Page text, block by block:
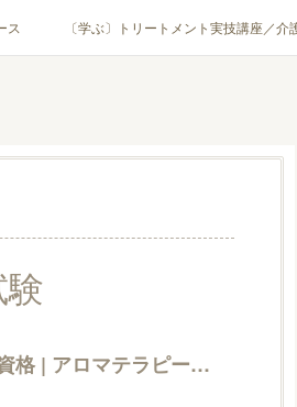
ス 〔学ぶ〕トリートメント実技講座／介
（公社） 日本アロマ環境協会 | 検定・資格 | アロマテラピーインストラクター